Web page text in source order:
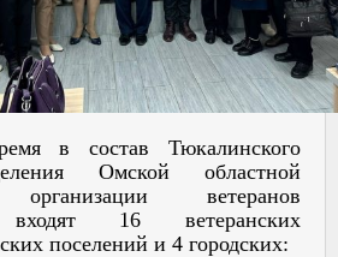
в состав Тюкалинского
Омской областной
организации ветеранов
входят 16 ветеранских
поселений и 4 городских: